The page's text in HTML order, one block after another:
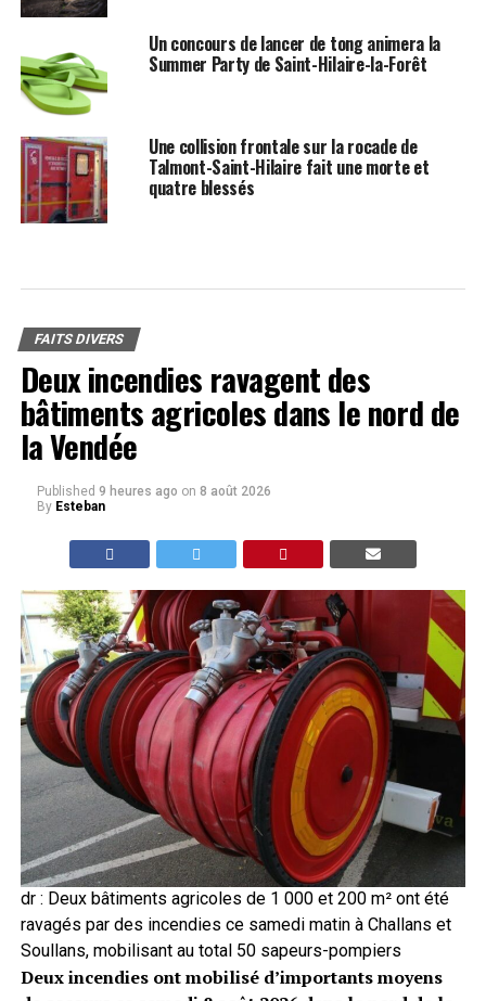
Un concours de lancer de tong animera la
Summer Party de Saint-Hilaire-la-Forêt
Une collision frontale sur la rocade de
Talmont-Saint-Hilaire fait une morte et
quatre blessés
FAITS DIVERS
Deux incendies ravagent des
bâtiments agricoles dans le nord de
la Vendée
Published 9 heures ago on 8 août 2026
By Esteban
dr : Deux bâtiments agricoles de 1 000 et 200 m² ont été
ravagés par des incendies ce samedi matin à Challans et
Soullans, mobilisant au total 50 sapeurs-pompiers
Deux incendies ont mobilisé d’importants moyens